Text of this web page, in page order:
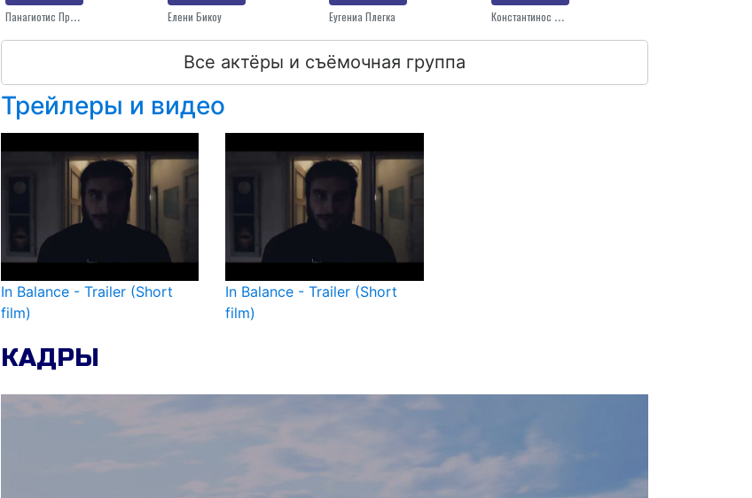
Панагиотис Принаракис Елени Бикоу Еугениа Плегка Константинос Карвоуниарис
Все актёры и съёмочная группа
Трейлеры и видео
In Balance - Trailer (Short
film)
In Balance - Trailer (Short
film)
КАДРЫ